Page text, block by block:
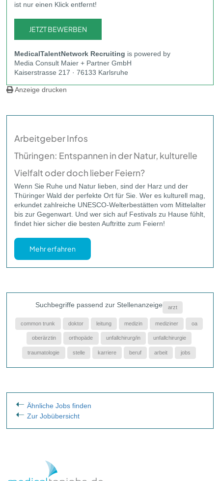
ist nur einen Klick entfernt!
JETZT BEWERBEN
MedicalTalentNetwork Recruiting is powered by
Media Consult Maier + Partner GmbH
Kaiserstrasse 217 · 76133 Karlsruhe
Anzeige drucken
Arbeitgeber Infos
Thüringen: Entspannen in der Natur, kulturelle
Vielfalt oder doch lieber Feiern?
Wenn Sie Ruhe und Natur lieben, sind der Harz und der
Thüringer Wald der perfekte Ort für Sie. Wer es kulturell mag,
erkundet zahlreiche UNESCO-Welterbestätten vom Mittelalter
bis zur Gegenwart. Und wer sich auf Festivals zu Hause fühlt,
findet hier sicher die besten Auftritte zum Feiern!
Mehr erfahren
Suchbegriffe passend zur Stellenanzeige arzt
common trunk doktor leitung medizin mediziner oa
oberärztin orthopäde unfallchirurg/in unfallchirurgie
traumatologie stelle karriere beruf arbeit jobs
Ähnliche Jobs finden
Zur Jobübersicht